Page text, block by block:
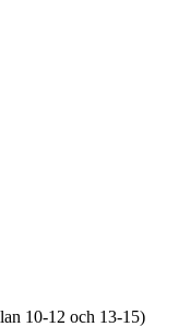
10-12 och 13-15)